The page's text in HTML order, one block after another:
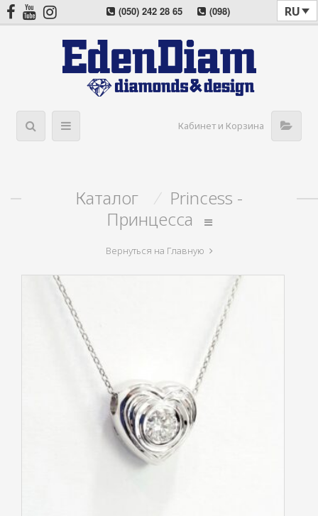
(050) 242 28 65
(098)
022 08 57
(044) 405 03 11
RU
Кабинет и Корзина
Каталог / Princess -
Принцесса
Вернуться на Главную